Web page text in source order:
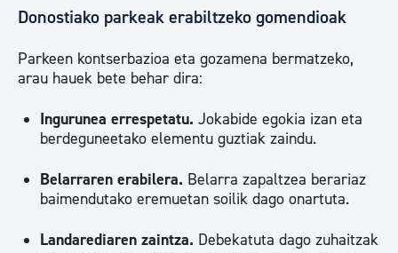
Donostiako parkeak erabiltzeko gomendioak
Parkeen kontserbazioa eta gozamena bermatzeko,
arau hauek bete behar dira:
Ingurunea errespetatu. Jokabide egokia izan eta
berdeguneetako elementu guztiak zaindu.
Belarraren erabilera. Belarra zapaltzea berariaz
baimendutako eremuetan soilik dago onartuta.
Landarediaren zaintza. Debekatuta dago zuhaitzak